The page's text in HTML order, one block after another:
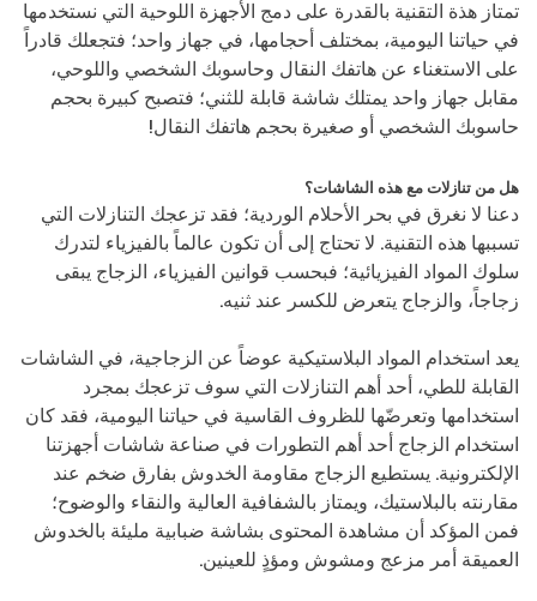
تمتاز هذة التقنية بالقدرة على دمج الأجهزة اللوحية التي نستخدمها
في حياتنا اليومية، بمختلف أحجامها، في جهاز واحد؛ فتجعلك قادراً
على الاستغناء عن هاتفك النقال وحاسوبك الشخصي واللوحي،
مقابل جهاز واحد يمتلك شاشة قابلة للثني؛ فتصبح كبيرة بحجم
حاسوبك الشخصي أو صغيرة بحجم هاتفك النقال!
هل من تنازلات مع هذه الشاشات؟
دعنا لا نغرق في بحر الأحلام الوردية؛ فقد تزعجك التنازلات التي
تسببها هذه التقنية. لا تحتاج إلى أن تكون عالماً بالفيزياء لتدرك
سلوك المواد الفيزيائية؛ فبحسب قوانين الفيزياء، الزجاج يبقى
زجاجاً، والزجاج يتعرض للكسر عند ثنيه.
يعد استخدام المواد البلاستيكية عوضاً عن الزجاجية، في الشاشات
القابلة للطي، أحد أهم التنازلات التي سوف تزعجك بمجرد
استخدامها وتعرضّها للظروف القاسية في حياتنا اليومية، فقد كان
استخدام الزجاج أحد أهم التطورات في صناعة شاشات أجهزتنا
الإلكترونية. يستطيع الزجاج مقاومة الخدوش بفارق ضخم عند
مقارنته بالبلاستيك، ويمتاز بالشفافية العالية والنقاء والوضوح؛
فمن المؤكد أن مشاهدة المحتوى بشاشة ضبابية مليئة بالخدوش
العميقة أمر مزعج ومشوش ومؤذٍ للعينين.